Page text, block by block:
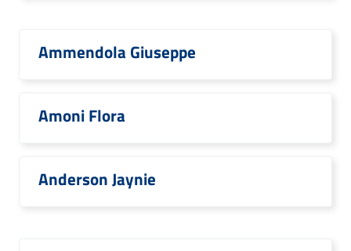
Ammendola Giuseppe
Amoni Flora
Anderson Jaynie